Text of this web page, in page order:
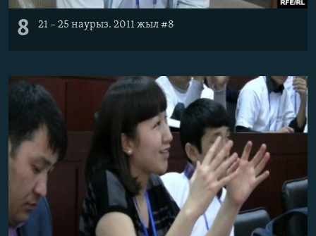
8 21 – 25 наурыз. 2011 жыл #8